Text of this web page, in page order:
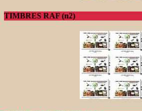
TIMBRES RAF (n2)